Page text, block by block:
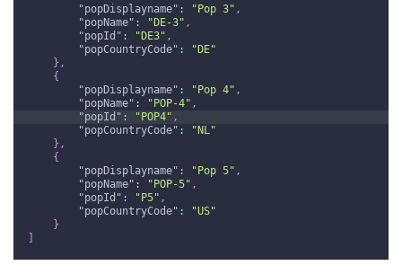
"popDisplayname" : "Pop 3" ,
"popName" : "DE-3" ,
"popId" : "DE3" ,
"popCountryCode" :
"DE"
} ,
{
"popDisplayname" : "Pop 4" ,
"popName" : "POP-4" ,
"popId" : "POP4" ,
"popCountryCode" :
"NL"
} ,
{
"popDisplayname" : "Pop 5" ,
"popName" : "POP-5" ,
"popId" : "P5" ,
"popCountryCode" :
"US"
}